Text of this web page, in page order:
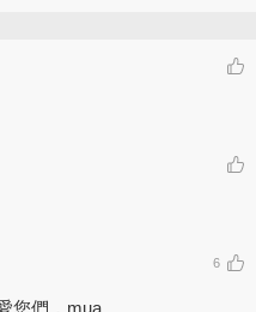
人，他们还是采购员、统计
一位年仅十九岁的男孩子，差
者，去做搬运工……他们都是韩
心”中的“韩红”，根本不是原
称，代表的是演艺行业的我
许我写下他们的名字。感恩所
，感恩您对我和团队的信任。
6